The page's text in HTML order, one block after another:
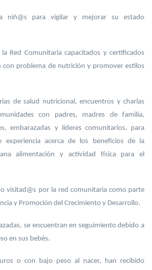
niñ@s para vigilar y mejorar su estado
Red Comunitaria capacitados y certificados
con problema de nutrición y promover estilos
de salud nutricional, encuentros y charlas
con padres, madres de familia,
embarazadas y líderes comunitarios, para
experiencia acerca de los beneficios de la
alimentación y actividad física para el
visitad@s por la red comunitaria como parte
y Promoción del Crecimiento y Desarrollo.
se encuentran en seguimiento debido a
en sus bebés.
o con bajo peso al nacer, han recibido